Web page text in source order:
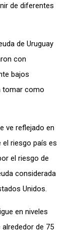
de diferentes
de Uruguay
con
bajos
tomar como
ve reflejado en
el riesgo país es
el riesgo de
considerada
Unidos.
en niveles
de 75